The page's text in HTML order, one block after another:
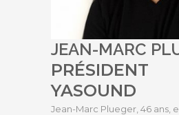
JEAN-MARC
PRÉSIDENT
YASOUND
Jean-Marc Plueger, 46 ans,